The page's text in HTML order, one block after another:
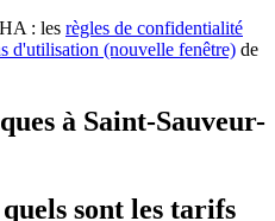
: les règles de confidentialité
d'utilisation (nouvelle fenêtre) de
à Saint-Sauveur-
sont les tarifs